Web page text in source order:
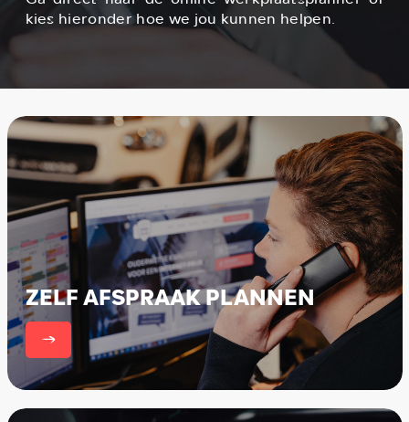
kies hieronder hoe we jou kunnen helpen.
ZELF AFSPRAAK PLANNEN